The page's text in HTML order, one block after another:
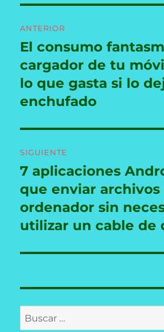
de
entradas
ANTERIOR
Entrada
anterior:
El consumo
cargador de tu
lo que gasta si lo
enchufado
SIGUIENTE
Entrada
siguiente:
7 aplicaciones
que enviar archivos
ordenador sin
utilizar un cable de
Buscar